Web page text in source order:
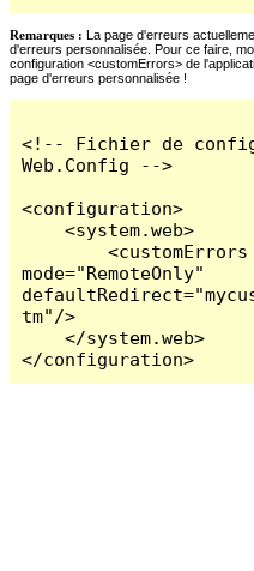
Remarques : La page d'erreurs
d'erreurs personnalisée. Pour ce faire,
configuration <customErrors> de
page d'erreurs personnalisée !
<!-- Fichier de
Web.Config -->
<configuration>
    <system.web>
        <customErrors
mode="RemoteOnly"
tm"/>
    </system.web>
</configuration>